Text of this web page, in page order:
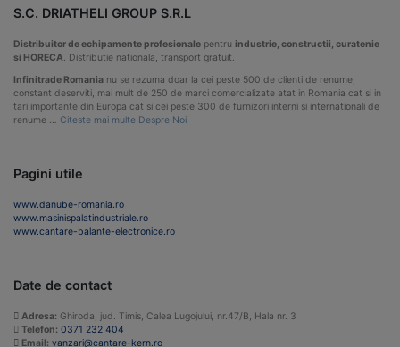
S.C. DRIATHELI GROUP S.R.L
Distribuitor de echipamente profesionale pentru industrie, constructii, curatenie
si HORECA. Distributie nationala, transport gratuit.
Infinitrade Romania nu se rezuma doar la cei peste 500 de clienti de renume,
constant deserviti, mai mult de 250 de marci comercializate atat in Romania cat si in
tari importante din Europa cat si cei peste 300 de furnizori interni si internationali de
renume … Citeste mai multe Despre Noi
Pagini utile
www.danube-romania.ro
www.masinispalatindustriale.ro
www.cantare-balante-electronice.ro
Date de contact
Adresa: Ghiroda, jud. Timis, Calea Lugojului, nr.47/B, Hala nr. 3
Telefon: 0371 232 404
Email: vanzari@cantare-kern.ro